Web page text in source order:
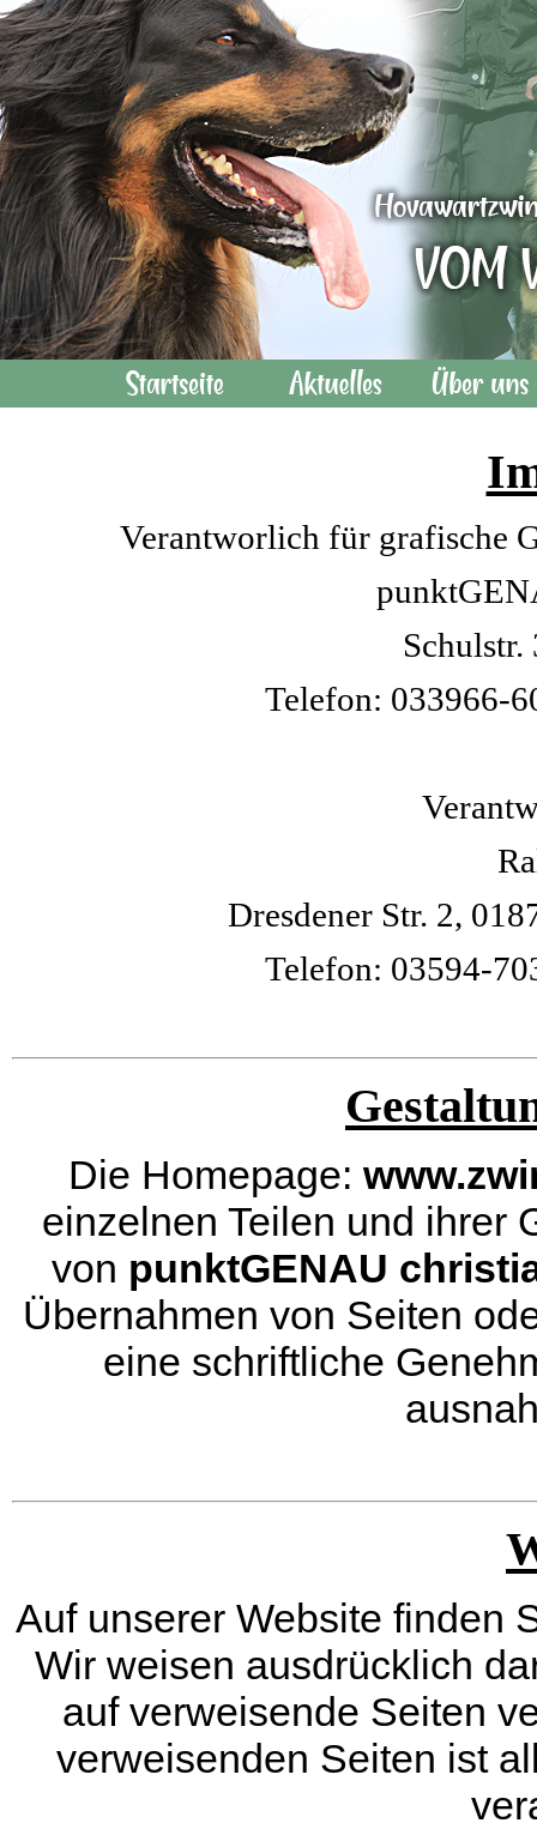
Verantworlich für grafische
Schulstr.
Telefon: 033966-
Dresdener Str. 2,
Telefon: 03594-
Die Homepage:
einzelnen Teilen und ihrer
von punktGENAU
Übernahmen von Seiten
eine schriftliche
Auf unserer Website finden
Wir weisen ausdrücklich
auf verweisende Seiten
verweisenden Seiten ist